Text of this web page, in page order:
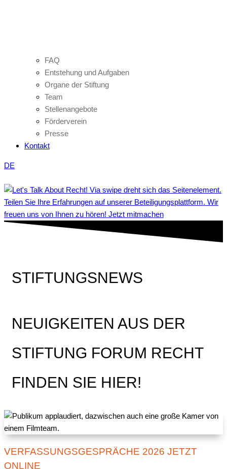
FAQ
Entstehung und Aufgaben
Organe der Stiftung
Team
Stellenangebote
Förderverein
Presse
Kontakt
DE
Teilen Sie Ihre Erfahrungen auf unserer Beteiligungsplattform. Wir
freuen uns von Ihnen zu hören! Jetzt mitmachen
STIFTUNGSNEWS
NEUIGKEITEN AUS DER
STIFTUNG FORUM RECHT
FINDEN SIE HIER!
VERFASSUNGSGESPRÄCHE 2026 JETZT
ONLINE